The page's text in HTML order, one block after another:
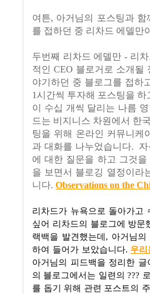
여튼, 아거님의 포스팅과
를 접하던 중 리차드 에델만
두번째 리차드 에델만 - 리
적인 CEO 블로거로 소개될
야기하던 중 블로그를 접하
1시간씩 투자해 포스팅을
이 수십 개씩 달리는 나름
드는 비지니스 차원에서 한
팅을 위해 온라인 커뮤니케
과 대화를 나누었습니다.
에 대한 질문을 하고 그것
을 보면서 블로깅 열정이라
니다. Observations on the
리차드가 뉴욕으로 돌아가고
싶어 리차드의 블로그에 방문
랙백을 발견했는데, 아거님
하여 들어가 보았습니다. 우리
아거님의 피드백을 정리한
의 블로그에서는 일련의 ???
를 돕기 위해 관련 포스트의